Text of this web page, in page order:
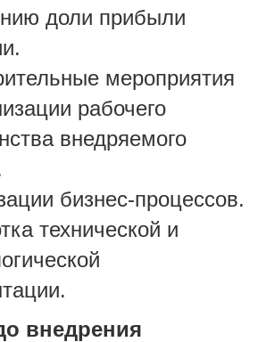
доли прибыли
мероприятия
рабочего
внедряемого
бизнес-процессов.
технической и
внедрения